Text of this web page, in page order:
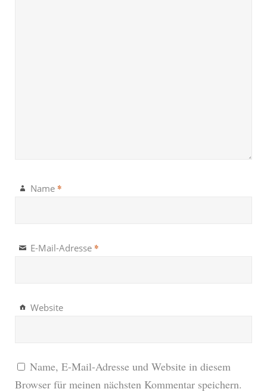
Name *
E-Mail-Adresse *
Website
Name, E-Mail-Adresse und Website in diesem
Browser für meinen nächsten Kommentar speichern.